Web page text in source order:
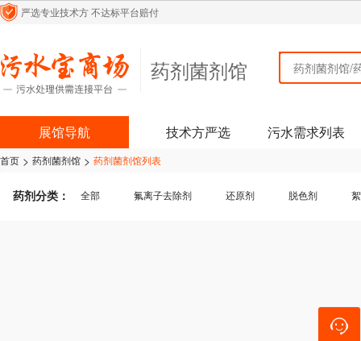
严选专业技术方不达标平台赔付
药剂菌剂馆
展馆导航 技术方严选 污水需求列表
首页 > 药剂菌剂馆 > 药剂菌剂馆列表
药剂分类： 全部 氟离子去除剂 还原剂 脱色剂